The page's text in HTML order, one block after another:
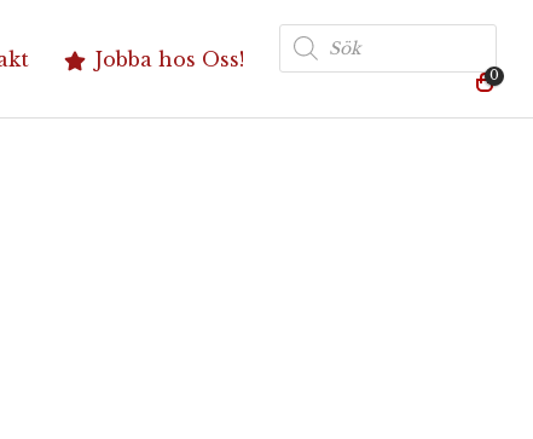
Jobba hos Oss!
Produktsökning
0